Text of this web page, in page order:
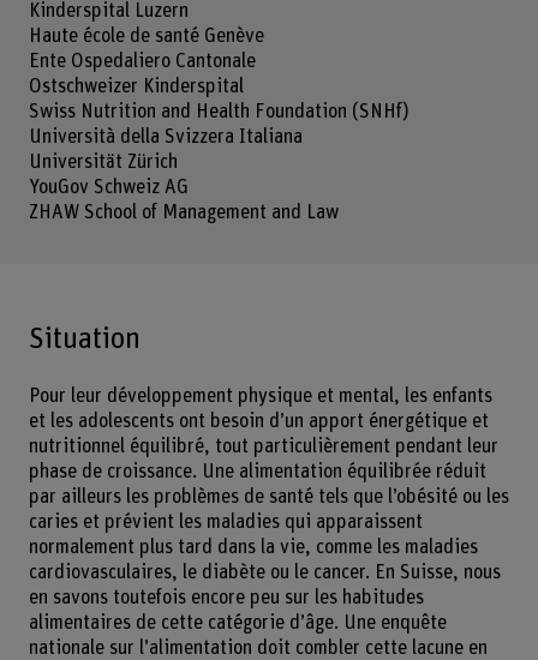
Kinderspital Luzern
Haute école de santé Genève
Ente Ospedaliero Cantonale
Ostschweizer Kinderspital
Swiss Nutrition and Health Foundation (SNHf)
Università della Svizzera Italiana
Universität Zürich
YouGov Schweiz AG
ZHAW School of Management and Law
Situation
Pour leur développement physique et mental, les enfants
et les adolescents ont besoin d’un apport énergétique et
nutritionnel équilibré, tout particulièrement pendant leur
phase de croissance. Une alimentation équilibrée réduit
par ailleurs les problèmes de santé tels que l’obésité ou les
caries et prévient les maladies qui apparaissent
normalement plus tard dans la vie, comme les maladies
cardiovasculaires, le diabète ou le cancer. En Suisse, nous
en savons toutefois encore peu sur les habitudes
alimentaires de cette catégorie d’âge. Une enquête
nationale sur l’alimentation doit combler cette lacune en